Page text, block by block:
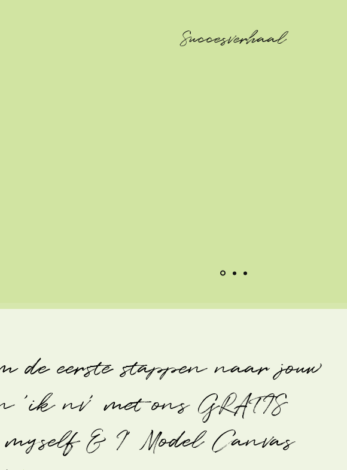
Succesverhaal
de eerste stappen naar jouw
'ik nv' met ons GRATIS
myself & I' Model Canvas